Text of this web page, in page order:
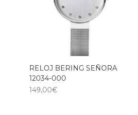
RELOJ BERING SEÑORA
12034-000
149,00€